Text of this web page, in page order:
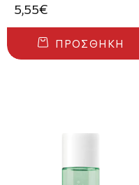
5,55€
ΠΡΟΣΘΉΚΗ